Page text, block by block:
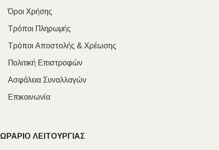
Όροι Χρήσης
Τρόποι Πληρωμής
Τρόποι Αποστολής & Χρέωσης
Πολιτική Επιστροφών
Ασφάλεια Συναλλαγών
Επικοινωνία
ΩΡΑΡΙΟ ΛΕΙΤΟΥΡΓΙΑΣ